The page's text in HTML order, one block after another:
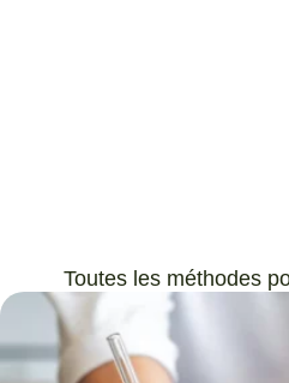
Toutes les méthodes